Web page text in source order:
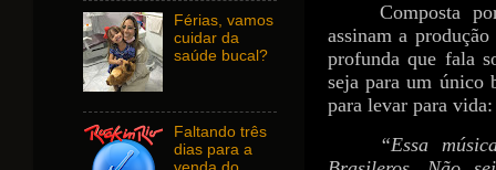
Composta
assinam a
profunda que fala
seja para um único
para levar para
“Essa
Férias, vamos
cuidar da
saúde bucal?
Faltando três
dias para a